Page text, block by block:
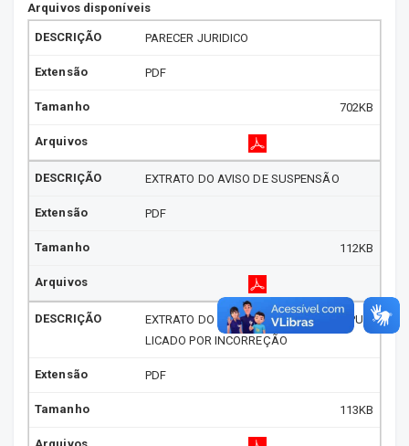
Arquivos disponíveis
PARECER JURIDICO
PDF
702KB
EXTRATO DO AVISO DE SUSPENSÃO
PDF
112KB
EXTRATO DO AVISO DE SUSPENSÃO - PUB
LICADO POR INCORREÇÃO
PDF
113KB